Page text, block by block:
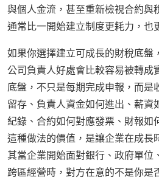
與個人金流，甚至重新檢視合約與
通常比一開始建立制度更耗力，也
如果你選擇建立可成長的財稅底盤
公司負責人好處會比較容易被轉成
底盤，不只是每期完成申報，而是
留存、負責人資金如何進出、薪資
紀錄、合約如何對應發票、財報如
這種做法的價值，是讓企業在成長
其當企業開始面對銀行、政府單位
跨區經營時，對方在意的不是你是